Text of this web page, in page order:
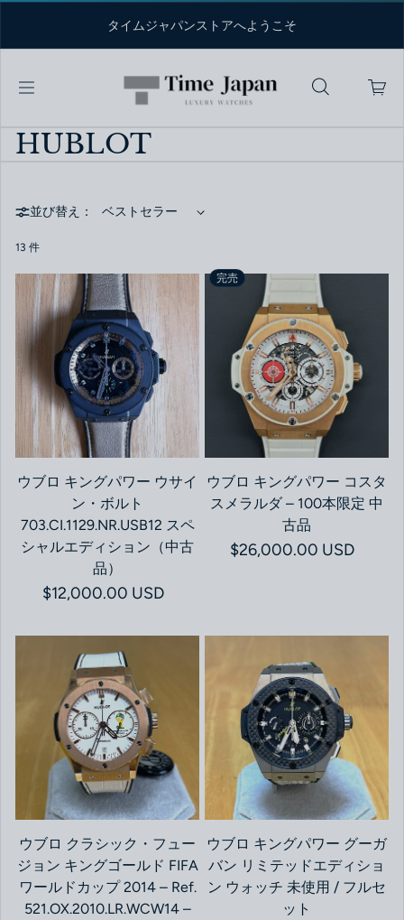
タイムジャパンストアへようこそ
HUBLOT
並び替え：
13 件
ウブロ キングパワー ウサイ
ン・ボルト
703.CI.1129.NR.USB12 スペ
シャルエディション（中古
品）
通常価格
$12,000.00 USD
完売
ウブロ キングパワー コスタ
スメラルダ – 100本限定 中
古品
通常価格
$26,000.00 USD
ウブロ クラシック・フュー
ジョン キングゴールド FIFA
ワールドカップ 2014 – Ref.
521.OX.2010.LR.WCW14 –
ウブロ キングパワー グーガ
バン リミテッドエディショ
ン ウォッチ 未使用 / フルセ
ット